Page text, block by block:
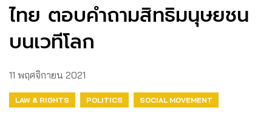
ไทย ตอบคำถามสิทธิมนุษยชน
บนเวทีโลก
11 พฤศจิกายน 2021
LAW & RIGHTS POLITICS SOCIAL MOVEMENT